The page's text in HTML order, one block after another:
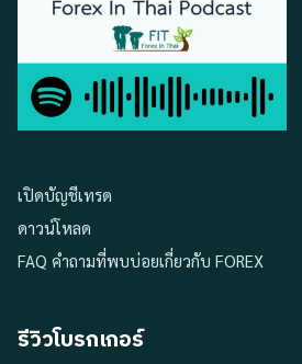
เปิดบัญชีเทรด
ดาวน์โหลด
FAQ คำถามที่พบบ่อยเกี่ยวกับ FOREX
รีวิวโบรกเกอร์